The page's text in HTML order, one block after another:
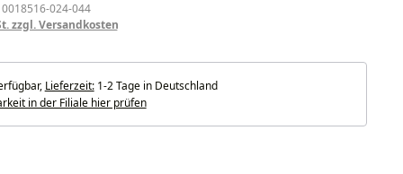
024-044
zzgl. Versandkosten
Lieferzeit:1-2 Tage in Deutschland
in der Filiale hier prüfen